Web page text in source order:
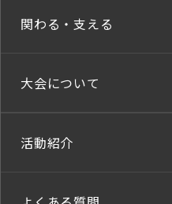
関わる・支える
大会について
活動紹介